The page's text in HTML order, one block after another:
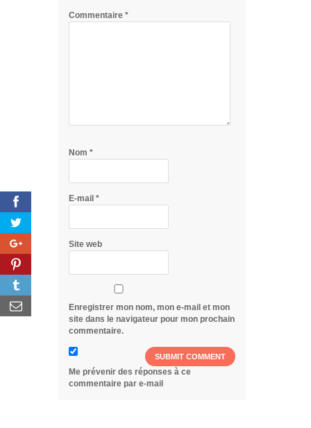
Commentaire *
Nom *
E-mail *
Site web
Enregistrer mon nom, mon e-mail et mon
site dans le navigateur pour mon prochain
commentaire.
Me prévenir des réponses à ce
commentaire par e-mail